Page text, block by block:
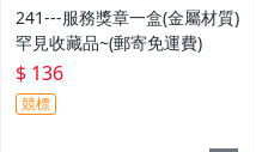
241---服務獎章一盒(金屬材質)
罕見收藏品~(郵寄免運費)
$ 136
競標